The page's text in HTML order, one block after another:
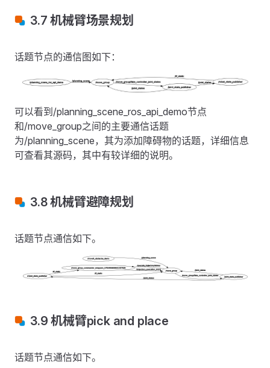
3.7 机械臂场景规划
话题节点的通信图如下：
可以看到/planning_scene_ros_api_demo节点
和/move_group之间的主要通信话题
为/planning_scene，其为添加障碍物的话题，详细信息
可查看其源码，其中有较详细的说明。
3.8 机械臂避障规划
话题节点通信如下。
3.9 机械臂pick and place
话题节点通信如下。